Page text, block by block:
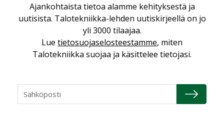
”Tulevat kilpailuedut syntyvät, kun
erilliset teknologiat tuodaan yhteen”
,TILAAJILLE
Puutteellinen eristys lisää lämpöhäviöitä
Kaivamattomat menetelmät
vakiinnuttavat asemansa taloyhtiöissä
Ajankohtaista tietoa alamme kehityksestä ja
uutisista. Talotekniikka-lehden uutiskirjeellä on jo
yli 3000 tilaajaa.
Lue tietosuojaselosteestamme, miten
Talotekniikka suojaa ja käsittelee tietojasi.